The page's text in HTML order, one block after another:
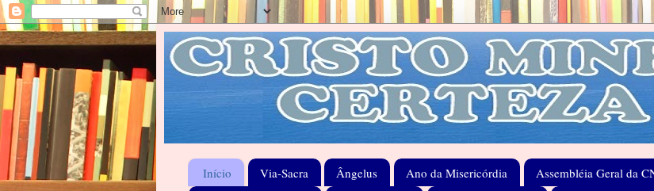
Início Via-Sacra Ângelus Ano da Misericórdia Assembléia Geral da